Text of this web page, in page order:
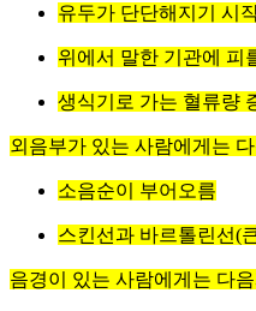
유두가 단단해지기 시
위에서 말한 기관에 피
생식기로 가는 혈류량
외음부가 있는 사람에게는
소음순이 부어오름
스킨선과 바르톨린선(
음경이 있는 사람에게는 다